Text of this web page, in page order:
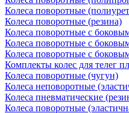
Колеса поворотные
Колеса поворотные (резина)
Колеса поворотные c
Колеса поворотные c
Колеса поворотные c
Комплекты колес для телег
Колеса поворотные (чугун)
Колеса неповоротные
Колеса пневматические
Колеса поворотные